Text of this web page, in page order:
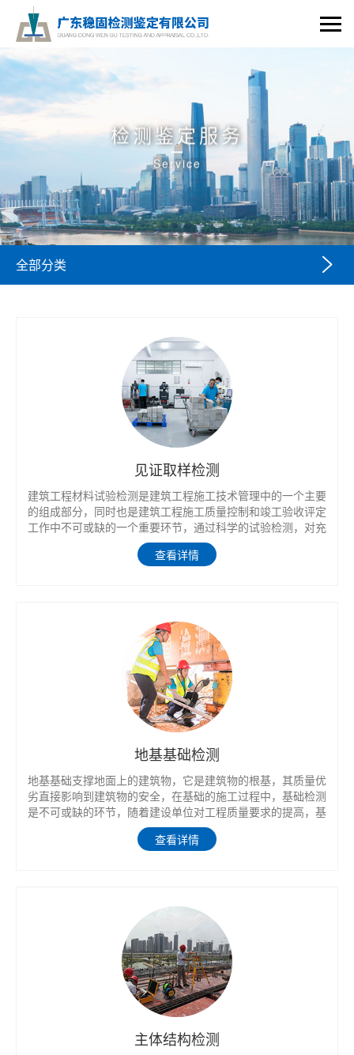
检测鉴定服务
Service
全部分类 
见证取样检测
建筑工程材料试验检测是建筑工程施工技术管理中的一个主要
的组成部分，同时也是建筑工程施工质量控制和竣工验收评定
工作中不可或缺的一个重要环节，通过科学的试验检测，对充
分合理利用当地原材料、推广新技术、新材料、新工艺有着重
要作用，对科学地评定材料和构件质量及工程质量，以及对降
查看详情
地基基础检测
地基基础支撑地面上的建筑物，它是建筑物的根基，其质量优
劣直接影响到建筑物的安全，在基础的施工过程中，基础检测
是不可或缺的环节，随着建设单位对工程质量要求的提高，基
础检测技术将发挥越来越重要的作用。
查看详情
主体结构检测